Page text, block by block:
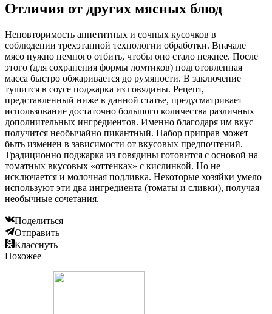
Отличия от других мясных блюд
Неповторимость аппетитных и сочных кусочков в
соблюдении трехэтапной технологии обработки. Вначале
мясо нужно немного отбить, чтобы оно стало нежнее. После
этого (для сохранения формы ломтиков) подготовленная
масса быстро обжаривается до румяности. В заключение
тушится в соусе поджарка из говядины. Рецепт,
представленный ниже в данной статье, предусматривает
использование достаточно большого количества различных
дополнительных ингредиентов. Именно благодаря им вкус
получится необычайно пикантный. Набор приправ может
быть изменен в зависимости от вкусовых предпочтений.
Традиционно поджарка из говядины готовится с основой на
томатных вкусовых «оттенках» с кислинкой. Но не
исключается и молочная подливка. Некоторые хозяйки умело
используют эти два ингредиента (томаты и сливки), получая
необычные сочетания.
Поделиться
Отправить
Класснуть
Похожее